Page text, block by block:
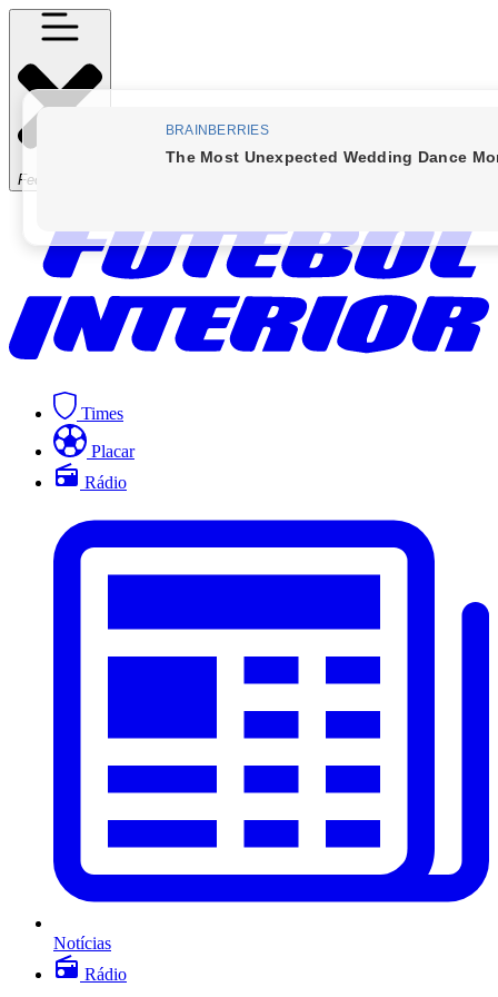
Fechar Menu
Times
Placar
Rádio
Notícias
Rádio